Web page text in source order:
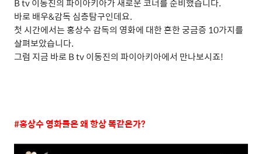
바로 배우&감독 심층탐구인데요.
첫 시간에서는 홍상수 감독의 영화에 대한 흔한 궁금증 10가지를
살펴보았습니다.
그럼 지금 바로 B tv이동진의 파이아키아에서 만나보시죠!
#홍상수 영화들은 왜 항상 똑같은가?